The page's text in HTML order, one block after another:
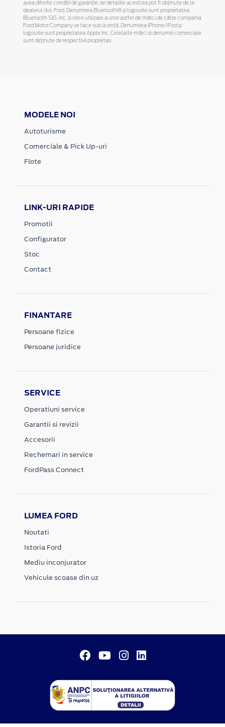
avea diferite condiții de garanție, iar detaliile acestora pot fi obținute de la
dealerul dvs. Ford. Denumirea Bluetooth® și logourile sunt proprietatea
Bluetooth SIG, Inc. și orice utilizare a unor astfel de mărci de către compania
Ford Motor Company se face sub licență. Denumirea iPhone/iPod și
logourile sunt proprietatea Apple Inc. Celelalte mărci și denumiri comerciale
sunt deținute de respectivii proprietari.
MODELE NOI
Autoturisme
Comerciale & Pick Up-uri
Flote
LINK-URI RAPIDE
Promotii
Configurator
Stoc
Contact
FINANTARE
Persoane fizice
Persoane juridice
SERVICE
Operatiuni service
Garantii si revizii
Accesorii
Rechemari in service
FordPass Connect
LUMEA FORD
Noutati
Istoria Ford
Mediu inconjurator
Vehicule scoase din uz